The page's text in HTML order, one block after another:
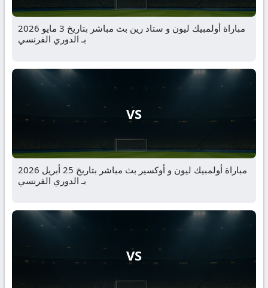
مباراة أولمبيك ليون و ستاد رين بث مباشر بتاريخ 3 مايو 2026
بـ الدوري الفرنسي
VS
مباراة أولمبيك ليون و أوكسير بث مباشر بتاريخ 25 أبريل 2026
بـ الدوري الفرنسي
VS